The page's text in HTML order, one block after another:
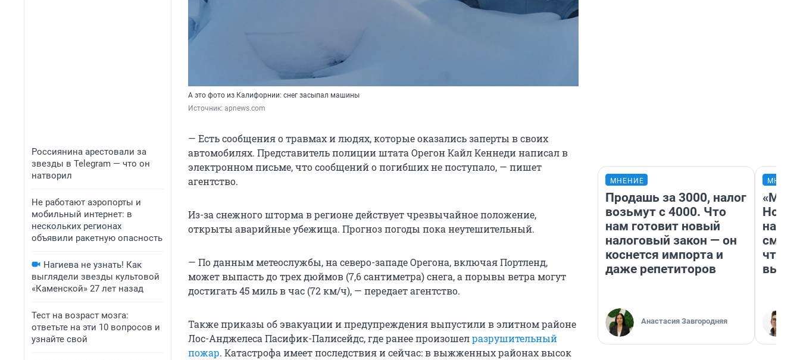
Россиянина арестовали за
звезды в Telegram — что он
натворил
Не работают аэропорты и
мобильный интернет: в
нескольких регионах
объявили ракетную опасность
Нагиева не узнать! Как
выглядели звезды культовой
«Каменской» 27 лет назад
Тест на возраст мозга:
ответьте на эти 10 вопросов и
узнайте свой
А это фото из Калифорнии: снег засыпал машины
Источник: apnews.com
— Есть сообщения о травмах и людях, которые оказались заперты в своих
автомобилях. Представитель полиции штата Орегон Кайл Кеннеди написал в
электронном письме, что сообщений о погибших не поступало, — пишет
агентство.
Из-за снежного шторма в регионе действует чрезвычайное положение,
открыты аварийные убежища. Прогноз погоды пока неутешительный.
— По данным метеослужбы, на северо-западе Орегона, включая Портленд,
может выпасть до трех дюймов (7,6 сантиметра) снега, а порывы ветра могут
достигать 45 миль в час (72 км/ч), — передает агентство.
Также приказы об эвакуации и предупреждения выпустили в элитном районе
Лос-Анджелеса Пасифик-Палисейдс, где ранее произошелразрушительный
пожар. Катастрофа имеет последствия и сейчас: в выжженных районах высок
МНЕНИЕ
Продашь за 3000, налог
возьмут с 4000. Что
нам готовит новый
налоговый закон — он
коснется импорта и
даже репетиторов
Анастасия Завгородняя
«Мы